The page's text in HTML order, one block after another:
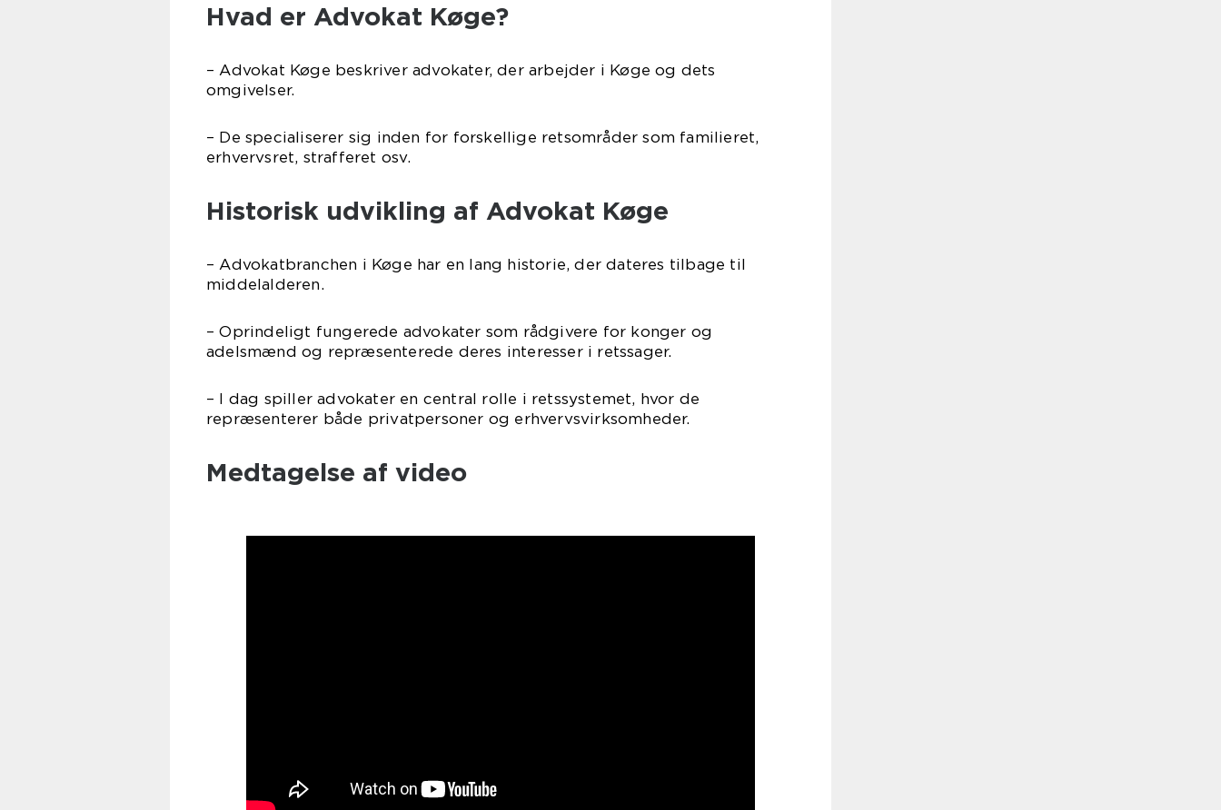
Hvad er Advokat Køge?
– Advokat Køge beskriver advokater, der arbejder i Køge og dets
omgivelser.
– De specialiserer sig inden for forskellige retsområder som familieret,
erhvervsret, strafferet osv.
Historisk udvikling af Advokat Køge
– Advokatbranchen i Køge har en lang historie, der dateres tilbage til
middelalderen.
– Oprindeligt fungerede advokater som rådgivere for konger og
adelsmænd og repræsenterede deres interesser i retssager.
– I dag spiller advokater en central rolle i retssystemet, hvor de
repræsenterer både privatpersoner og erhvervsvirksomheder.
Medtagelse af video